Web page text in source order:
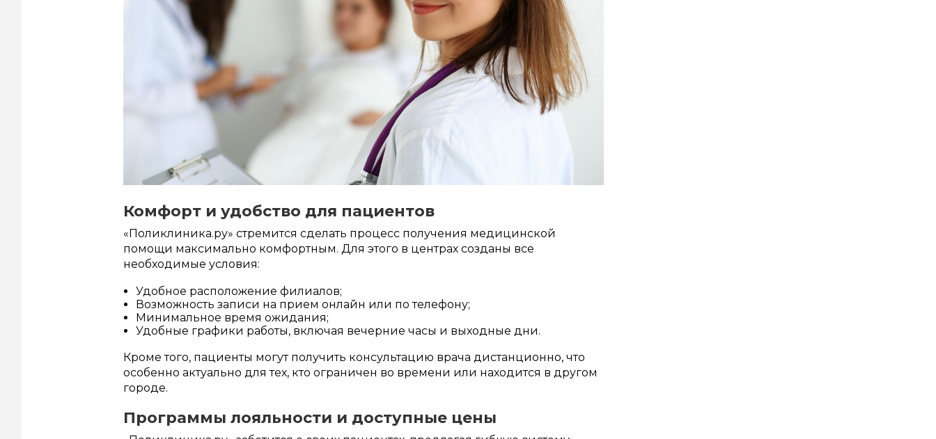
Комфорт и удобство для пациентов
«Поликлиника.ру» стремится сделать процесс получения медицинской
помощи максимально комфортным. Для этого в центрах созданы все
необходимые условия:
Удобное расположение филиалов;
Возможность записи на прием онлайн или по телефону;
Минимальное время ожидания;
Удобные графики работы, включая вечерние часы и выходные дни.
Кроме того, пациенты могут получить консультацию врача дистанционно, что
особенно актуально для тех, кто ограничен во времени или находится в другом
городе.
Программы лояльности и доступные цены